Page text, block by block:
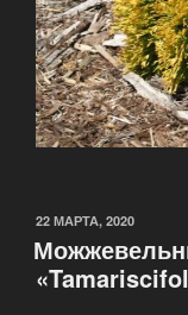
22 МАРТА, 2020